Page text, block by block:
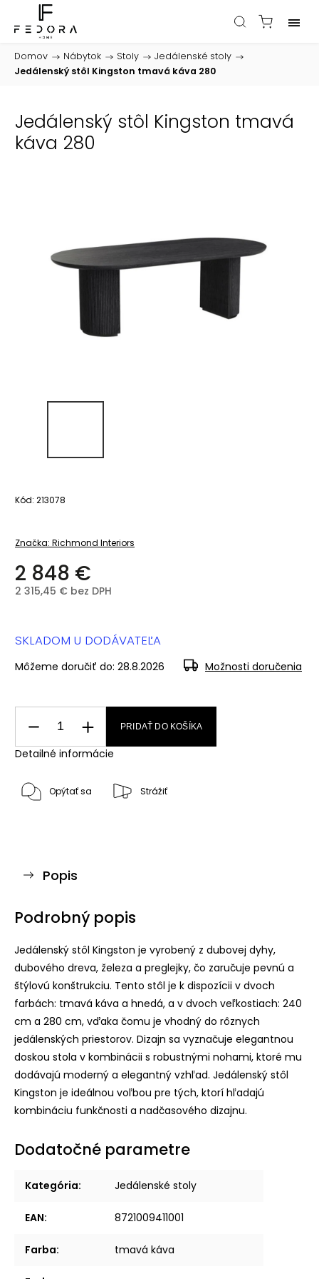
Domov / Nábytok / Stoly / Jedálenské stoly /
Jedálenský stôl Kingston tmavá káva 280
Jedálenský stôl Kingston tmavá
káva 280
Kód: 213078
Značka: Richmond Interiors
2 848 €
2 315,45 € bez DPH
SKLADOM U DODÁVATEĽA
Môžeme doručiť do: 28.8.2026 Možnosti doručenia
PRIDAŤ DO KOŠÍKA
Detailné informácie
Opýtať sa Strážiť
Popis
Podrobný popis
Jedálenský stôl Kingston je vyrobený z dubovej dyhy,
dubového dreva, železa a preglejky, čo zaručuje pevnú a
štýlovú konštrukciu. Tento stôl je k dispozícii v dvoch
farbách: tmavá káva a hnedá, a v dvoch veľkostiach: 240
cm a 280 cm, vďaka čomu je vhodný do rôznych
jedálenských priestorov. Dizajn sa vyznačuje elegantnou
doskou stola v kombinácii s robustnými nohami, ktoré mu
dodávajú moderný a elegantný vzhľad. Jedálenský stôl
Kingston je ideálnou voľbou pre tých, ktorí hľadajú
kombináciu funkčnosti a nadčasového dizajnu.
Dodatočné parametre
Kategória: Jedálenské stoly
EAN: 8721009411001
Farba: tmavá káva